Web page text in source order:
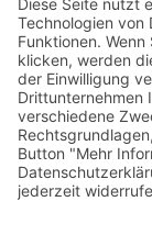
Veranstaltungen
Newsletter Archiv
RECHTLICHES
Impressum